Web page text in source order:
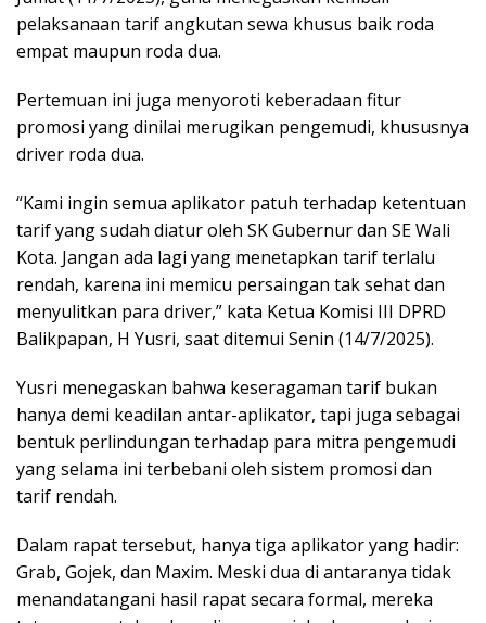
pelaksanaan tarif angkutan sewa khusus baik roda
empat maupun roda dua.
Pertemuan ini juga menyoroti keberadaan fitur
promosi yang dinilai merugikan pengemudi, khususnya
driver roda dua.
“Kami ingin semua aplikator patuh terhadap ketentuan
tarif yang sudah diatur oleh SK Gubernur dan SE Wali
Kota. Jangan ada lagi yang menetapkan tarif terlalu
rendah, karena ini memicu persaingan tak sehat dan
menyulitkan para driver,” kata Ketua Komisi III DPRD
Balikpapan, H Yusri, saat ditemui Senin (14/7/2025).
Yusri menegaskan bahwa keseragaman tarif bukan
hanya demi keadilan antar-aplikator, tapi juga sebagai
bentuk perlindungan terhadap para mitra pengemudi
yang selama ini terbebani oleh sistem promosi dan
tarif rendah.
Dalam rapat tersebut, hanya tiga aplikator yang hadir:
Grab, Gojek, dan Maxim. Meski dua di antaranya tidak
menandatangani hasil rapat secara formal, mereka